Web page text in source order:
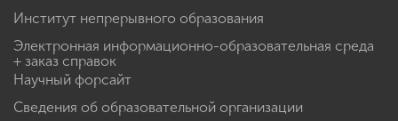
Институт непрерывного образования
Электронная информационно-образовательная среда
+ заказ справок
Научный форсайт
Сведения об образовательной организации